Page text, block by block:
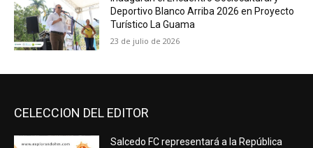
Deportivo Blanco Arriba 2026 en Proyecto
Turístico La Guama
23 de julio de 2026
CELECCION DEL EDITOR
Salcedo FC representará a la República